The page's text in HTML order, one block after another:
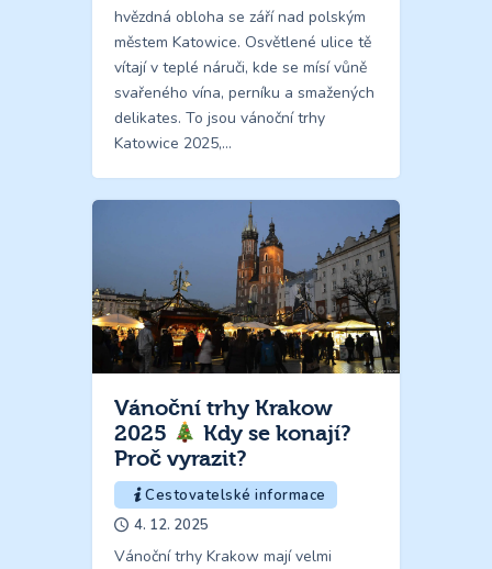
hvězdná obloha se září nad polským
městem Katowice. Osvětlené ulice tě
vítají v teplé náruči, kde se mísí vůně
svařeného vína, perníku a smažených
delikates. To jsou vánoční trhy
Katowice 2025,…
Vánoční trhy Krakow
2025
Kdy se konají?
Proč vyrazit?
Cestovatelské informace
4. 12. 2025
Vánoční trhy Krakow mají velmi